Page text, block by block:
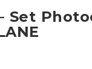
Set